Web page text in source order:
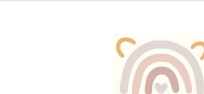
Ir
la
Ir
al
contenido